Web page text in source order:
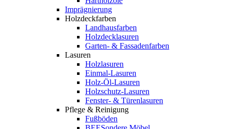
Imprägnierung
Holzdeckfarben
Landhausfarben
Holzdecklasuren
Garten- & Fassadenfarben
Lasuren
Holzlasuren
Einmal-Lasuren
Holz-Öl-Lasuren
Holzschutz-Lasuren
Fenster- & Türenlasuren
Pflege & Reinigung
Fußböden